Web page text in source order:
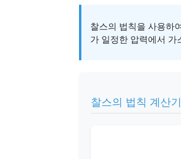
찰스의 법칙을 사용하
가 일정한 압력에서
찰스의 법칙 계산기